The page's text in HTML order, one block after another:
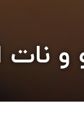
نات